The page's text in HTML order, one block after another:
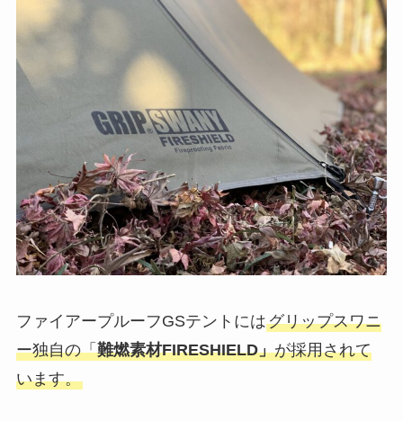
ファイアープルーフGSテントにはグリップスワニ
ー独自の「難燃素材FIRESHIELD」が採用されて
います。